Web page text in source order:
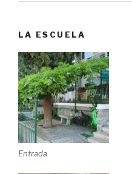
LA ESCUELA
Entrada